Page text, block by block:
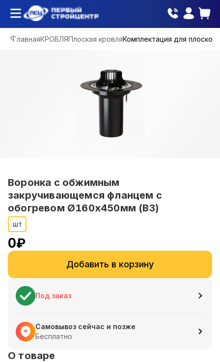
ГлавнаяКРОВЛЯПлоская кровляКомплектация для плоской
Воронка с обжимным
закручивающемся фланцем с
обогревом Ø160х450мм (В3)
шт
0₽
Добавить в корзину
Под заказ
Самовывоз сейчас и позже
Бесплатно
О товаре